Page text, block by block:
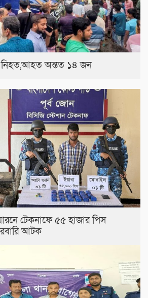
নিহত,আহত অন্তত ১৪ জন
টেকনাফে ৫৫ হাজার পিস
আটক